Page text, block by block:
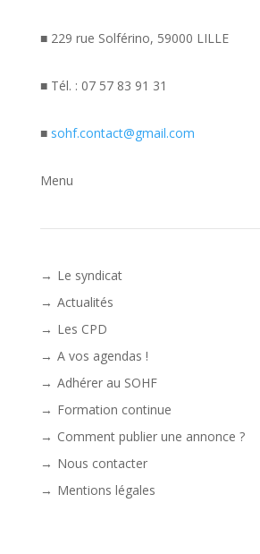
■ 229 rue Solférino, 59000 LILLE
■ Tél. : 07 57 83 91 31
■ sohf.contact@gmail.com
Menu
Le syndicat
Actualités
Les CPD
A vos agendas !
Adhérer au SOHF
Formation continue
Comment publier une annonce ?
Nous contacter
Mentions légales